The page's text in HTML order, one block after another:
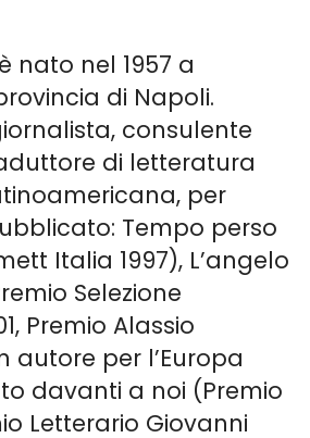
nato nel 1957 a
di Napoli.
consulente
di letteratura
per
Tempo perso
Italia 1997), L’angelo
Selezione
Premio Alassio
autore per l’Europa
davanti a noi (Premio
Letterario Giovanni
L'ANGELO
Bruno Arpaia